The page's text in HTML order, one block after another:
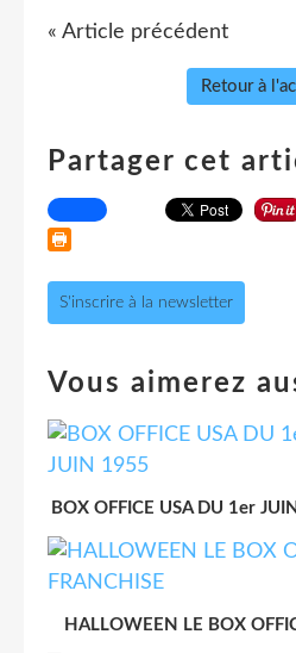
« Article précédent
Retour à
Partager cet
S'inscrire à la newsletter
Vous aimerez
BOX OFFICE USA DU 1er
HALLOWEEN LE BOX